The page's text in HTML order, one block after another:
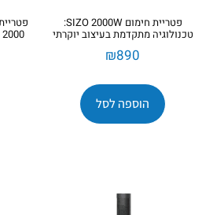
פטריית חימום SIZO 2000W:
טכנולוגיה מתקדמת בעיצוב יוקרתי
₪890
הוספה לסל